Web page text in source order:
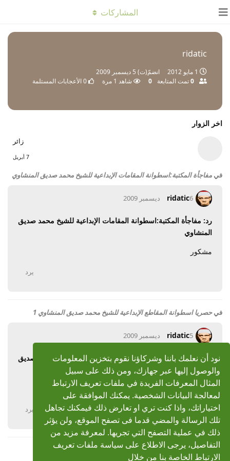
نود أن نعلمك باننا وشركاؤنا نقوم بتخزين المعلومات
والوصول إليها عبر جهازك، ومن ذلك على سبيل
المثال المعرفات الفريدة في ملفات تعريف الارتباط
لمعالجة البيانات الشخصية. يمكنك الموافقة على
اختياراتك، واذا كنت تري او تعارض ذلك فيمكنك تجاهل
تلك الرسالة والمضي قدما فى تصفح الموقع، ولن يؤثر
ذلك في عملية التصفح التي تجريها. لمعرفة مزيد من
التفاصيل، يرجى الاطلاع على سياسة ملفات تعريف
الارتباط الخاصة بنا من خلال
ridatic
1 مايو 2012 انضمّ(ت) 5 ديسمبر 2009
0تمت المتابعة 0 شاهد 1 مرة 0الأعجابات المستلمة
المشاركات
اخر الزوار
زائر
7 أبريل
في مفاجأة المكتبة:اسطوانة المقامات الإبداعية للشيخ محمد صديق المنشاوي
ridatic6 ديسمبر 2009
رد: مفاجأة المكتبة:اسطوانة المقامات الإبداعية للشيخ محمد صديق
المنشاوي
مشكور
يرد
فيحصريا اسطوانة المقاطع الإبداعية للشيخ محمد صديق المنشاوي 1
ridatic5 ديسمبر 2009
رد: حصريا اسطوانة المقاطع الإبداعية للشيخ محمد صديق
المنشاوي 1
مشكور
يرد